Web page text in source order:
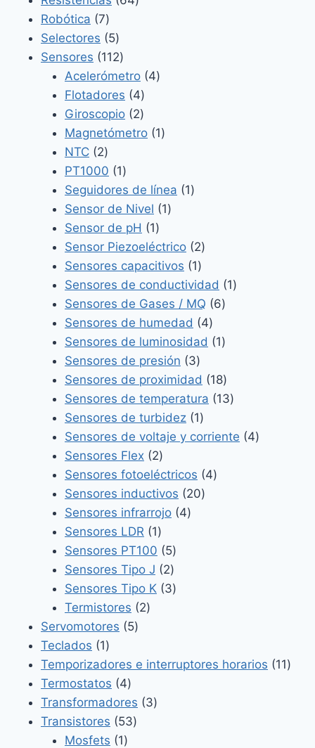
Robótica 77
productos
Selectores 55
productos
Sensores 112112
productos
Acelerómetro 44
Flotadores 44
productos
Giroscopio 22
productos
Magnetómetro 11
NTC 22
productos
PT1000 11
producto
Seguidores de línea 11
Sensor de Nivel 11
Sensor de pH 11
producto
Sensor Piezoeléctrico 22
productos
Sensores capacitivos 11
producto
Sensores de conductividad 11
Sensores de Gases / MQ 66
Sensores de humedad 44
productos
Sensores de luminosidad 11
Sensores de presión 33
productos
Sensores de proximidad 1818
productos
Sensores de temperatura 1313
Sensores de turbidez 11
producto
Sensores de voltaje y corriente 44
Sensores Flex 22
productos
Sensores fotoeléctricos 44
Sensores inductivos 2020
Sensores infrarrojo 44
Sensores LDR 11
producto
Sensores PT100 55
productos
Sensores Tipo J 22
productos
Sensores Tipo K 33
Termistores 22
Servomotores 55
Teclados 11
producto
Temporizadores e interruptores horarios 1111
Termostatos 44
productos
Transformadores 33
Transistores 5353
Mosfets 11